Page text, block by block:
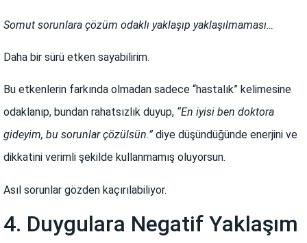
Somut sorunlara çözüm odaklı yaklaşıp yaklaşılmaması…
Daha bir sürü etken sayabilirim.
Bu etkenlerin farkında olmadan sadece “hastalık” kelimesine
odaklanıp, bundan rahatsızlık duyup, “En iyisi ben doktora
gideyim, bu sorunlar çözülsün.” diye düşündüğünde enerjini ve
dikkatini verimli şekilde kullanmamış oluyorsun.
Asıl sorunlar gözden kaçırılabiliyor.
4. Duygulara Negatif Yaklaşım